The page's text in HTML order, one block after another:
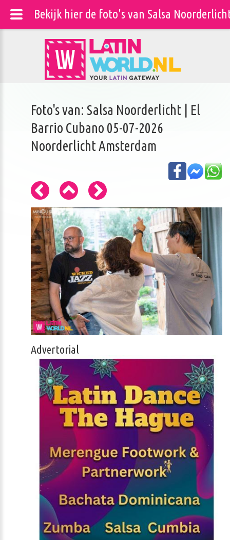
Foto's van: Salsa Noorderlicht | El
Barrio Cubano 05-07-2026
Noorderlicht Amsterdam
Advertorial
Bekijk hier de foto's van Salsa